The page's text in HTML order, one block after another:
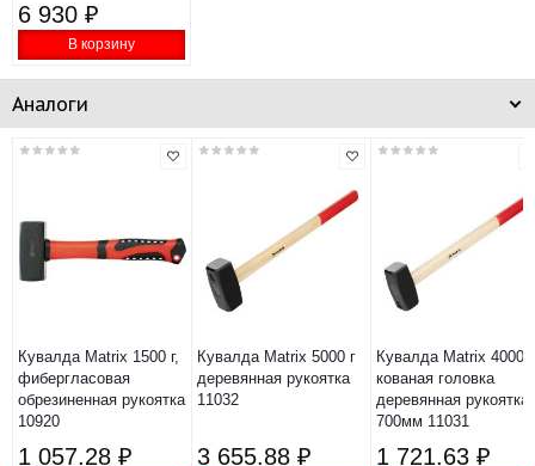
6 930 ₽
В корзину
Аналоги
Кувалда Matrix 1500 г,
фибергласовая
обрезиненная рукоятка
10920
1 057.28 ₽
Кувалда Matrix 5000 г
деревянная рукоятка
11032
3 655.88 ₽
Кувалда Matrix 4000 г
кованая головка
деревянная рукоятка
700мм 11031
1 721.63 ₽